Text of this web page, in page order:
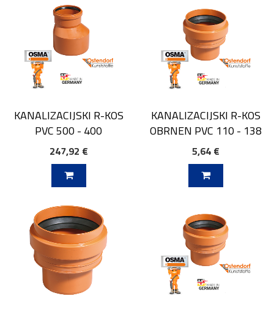
KANALIZACIJSKI R-KOS
PVC 500 - 400
247,92 €
KANALIZACIJSKI R-KOS
OBRNEN PVC 110 - 138
5,64 €